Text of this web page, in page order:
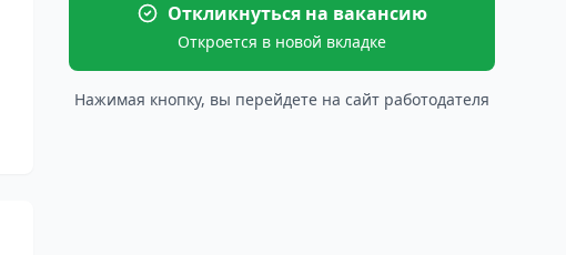
Откликнуться на вакансию
Откроется в новой вкладке
Нажимая кнопку, вы перейдете на сайт работодателя